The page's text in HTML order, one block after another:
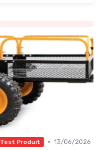
Test Produit • 13/06/2026